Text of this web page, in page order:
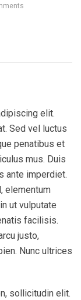
elit.
Sed vel luctus
penatibus et
mus. Duis
ante imperdiet.
elementum
ut vulputate
facilisis.
justo,
Nunc ultrices
sollicitudin elit.